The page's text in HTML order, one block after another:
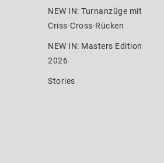
NEW IN: Turnanzüge mit
Criss-Cross-Rücken
NEW IN: Masters Edition
2026
Stories